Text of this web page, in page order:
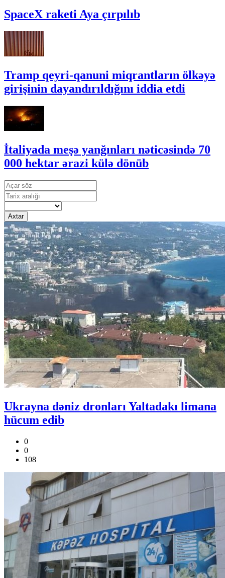
SpaceX raketi Aya çırpılıb
Tramp qeyri-qanuni miqrantların ölkəyə
girişinin dayandırıldığını iddia etdi
İtaliyada meşə yanğınları nəticəsində 70
000 hektar ərazi külə dönüb
Axtar
Ukrayna dəniz dronları Yaltadakı limana
hücum edib
0
0
108